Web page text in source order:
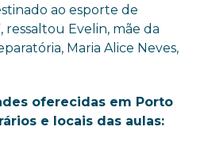
ao esporte de
Evelin, mãe da
Maria Alice Neves,
oferecidas em Porto
e locais das aulas: